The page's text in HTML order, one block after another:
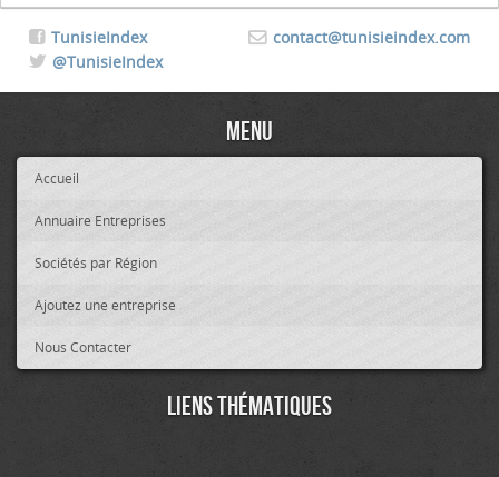
contact@tunisieindex.com
TunisieIndex
@TunisieIndex
Menu
Accueil
Annuaire Entreprises
Sociétés par Région
Ajoutez une entreprise
Nous Contacter
Liens thématiques